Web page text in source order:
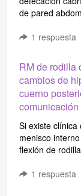
de pared
1 respuesta
RM de rodilla
cambios de
cuerno
Si existe
menisco
flexión de
1 respuesta